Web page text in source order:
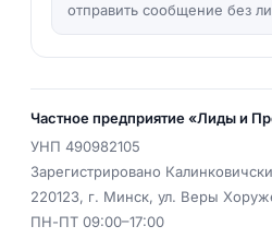
отправить сообщение без
Частное предприятие «Лиды и
УНП 490982105
Зарегистрировано
220123, г. Минск, ул. Веры
ПН-ПТ 09:00–17:00